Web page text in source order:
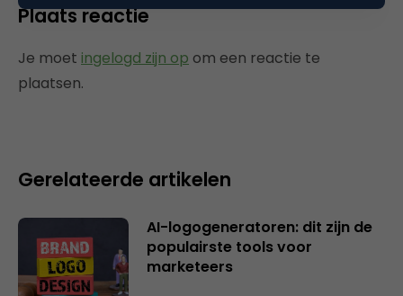
Plaats reactie
Je moet ingelogd zijn op om een reactie te
plaatsen.
Gerelateerde artikelen
AI-logogeneratoren: dit zijn de
populairste tools voor
marketeers